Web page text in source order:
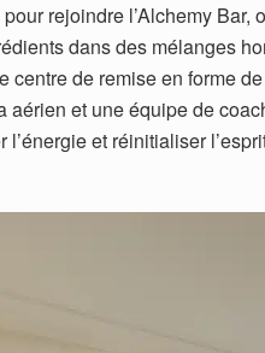
rejoindre l’Alchemy
dans des mélanges
centre de remise en forme
aérien et une équipe de
l’énergie et réinitialiser